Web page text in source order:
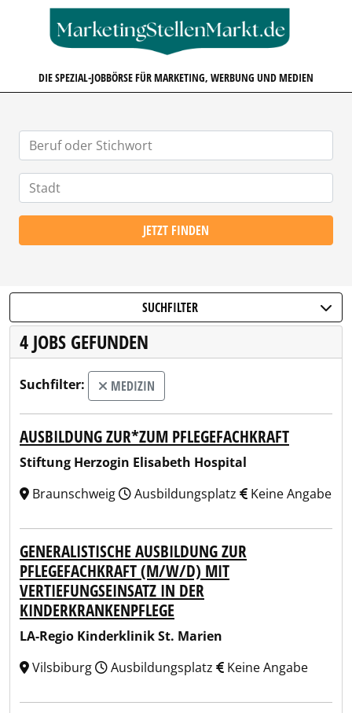
DIE SPEZIAL-JOBBÖRSE FÜR MARKETING, WERBUNG UND MEDIEN
JETZT FINDEN
SUCHFILTER
4 JOBS GEFUNDEN
Suchfilter: MEDIZIN
AUSBILDUNG ZUR*ZUM PFLEGEFACHKRAFT
Stiftung Herzogin Elisabeth Hospital
Braunschweig
Ausbildungsplatz Keine Angabe
GENERALISTISCHE AUSBILDUNG ZUR
PFLEGEFACHKRAFT (M/W/D) MIT
VERTIEFUNGSEINSATZ IN DER
KINDERKRANKENPFLEGE
LA-Regio Kinderklinik St. Marien
Vilsbiburg
Ausbildungsplatz Keine Angabe